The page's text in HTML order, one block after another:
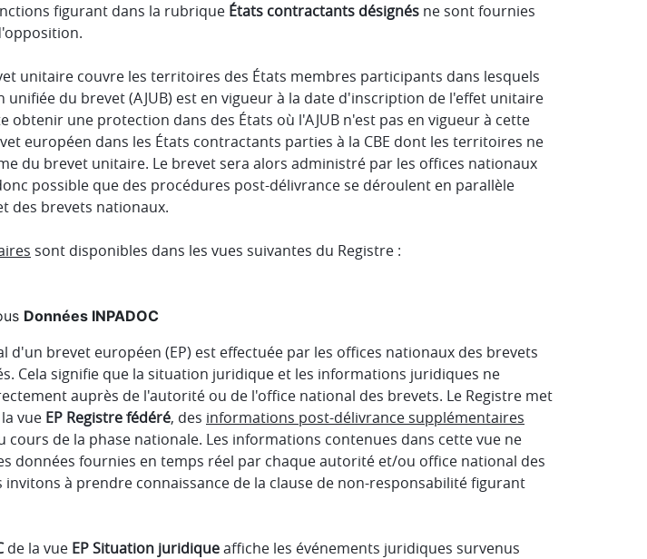
figurant dans la rubrique États contractants désignés ne sont fournies
unitaire couvre les territoires des États membres participants dans lesquels
du brevet (AJUB) est en vigueur à la date d'inscription de l'effet unitaire
obtenir une protection dans des États où l'AJUB n'est pas en vigueur à cette
européen dans les États contractants parties à la CBE dont les territoires ne
du brevet unitaire. Le brevet sera alors administré par les offices nationaux
possible que des procédures post-délivrance se déroulent en parallèle
des brevets nationaux.
sont disponibles dans les vues suivantes du Registre :
Données INPADOC
d'un brevet européen (EP) est effectuée par les offices nationaux des brevets
Cela signifie que la situation juridique et les informations juridiques ne
auprès de l'autorité ou de l'office national des brevets. Le Registre met
vue EP Registre fédéré, des informations post-délivrance supplémentaires
cours de la phase nationale. Les informations contenues dans cette vue ne
données fournies en temps réel par chaque autorité et/ou office national des
à prendre connaissance de la clause de non-responsabilité figurant
de la vue EP Situation juridiqueaffiche les événements juridiques survenus